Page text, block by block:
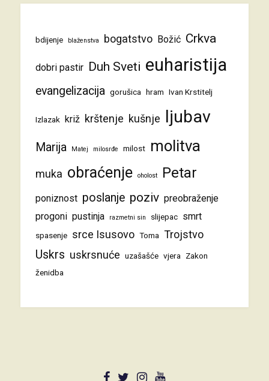
bdijenje blaženstva bogatstvo Božić Crkva
dobri pastir Duh Sveti euharistija
evangelizacija gorušica hram Ivan Krstitelj
Izlazak križ krštenje kušnje ljubav
Marija Matej milosrđe milost molitva
muka obraćenje oholost Petar
poniznost poslanje poziv preobraženje
progoni pustinja razmetni sin slijepac smrt
spasenje srce Isusovo Toma Trojstvo
Uskrs uskrsnuće uzašašće vjera Zakon
ženidba